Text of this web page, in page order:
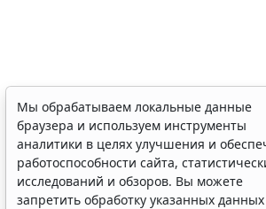
ФНС России рассказала
бизнесу о порядке
ликвидации компании
7 августа 2026 18:16
Мы обрабатываем локальные данные
браузера и используем инструменты
аналитики в целях улучшения и
работоспособности сайта,
исследований и обзоров. Вы можете
запретить обработку указанных